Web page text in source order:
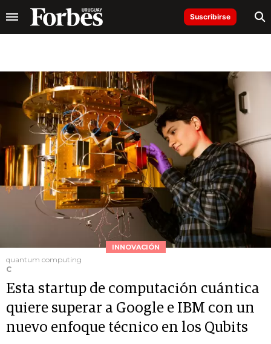
Suscribirse
INNOVACIÓN
quantum computing
C
Esta startup de computación cuántica
quiere superar a Google e IBM con un
nuevo enfoque técnico en los Qubits